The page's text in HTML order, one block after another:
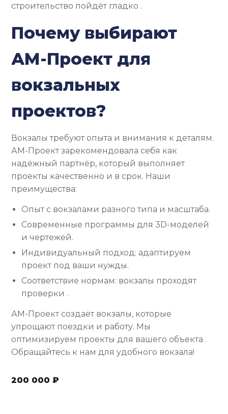
строительство пойдёт гладко .
Почему выбирают
АМ-Проект для
вокзальных
проектов?
Вокзалы требуют опыта и внимания к деталям.
АМ-Проект зарекомендовала себя как
надёжный партнёр, который выполняет
проекты качественно и в срок. Наши
преимущества:
Опыт с вокзалами разного типа и масштаба.
Современные программы для 3D-моделей
и чертежей.
Индивидуальный подход: адаптируем
проект под ваши нужды.
Соответствие нормам: вокзалы проходят
проверки .
АМ-Проект создаёт вокзалы, которые
упрощают поездки и работу. Мы
оптимизируем проекты для вашего объекта .
Обращайтесь к нам для удобного вокзала!
200 000 ₽